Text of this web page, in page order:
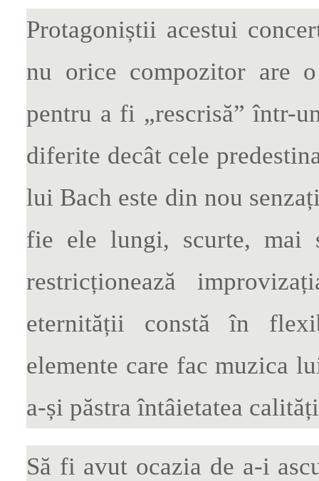
Protagoniștii acestui
nu orice compozitor are
pentru a fi „rescrisă” într-
diferite decât cele
lui Bach este din nou
fie ele lungi, scurte, mai
restricționează
eternității constă în
elemente care fac muzica
a-și păstra întâietatea
Să fi avut ocazia de a-i